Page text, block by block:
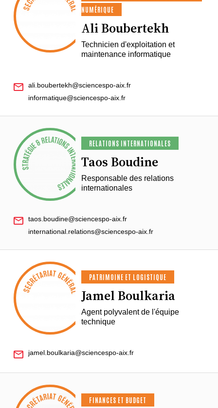
NUMÉRIQUE
Ali Boubertekh
Technicien d'exploitation et
maintenance informatique
ali.boubertekh@sciencespo-aix.fr
informatique@sciencespo-aix.fr
RELATIONS INTERNATIONALES
Taos Boudine
Responsable des relations
internationales
taos.boudine@sciencespo-aix.fr
international.relations@sciencespo-aix.fr
PATRIMOINE ET LOGISTIQUE
Jamel Boulkaria
Agent polyvalent de l'équipe
technique
jamel.boulkaria@sciencespo-aix.fr
FINANCES ET BUDGET